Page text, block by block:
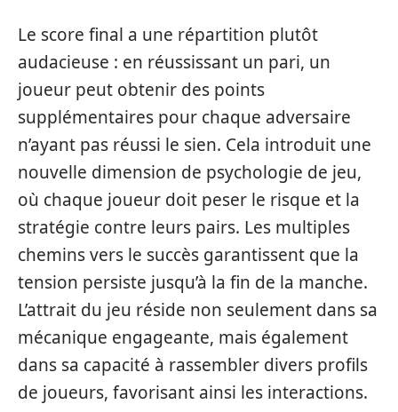
Le score final a une répartition plutôt
audacieuse : en réussissant un pari, un
joueur peut obtenir des points
supplémentaires pour chaque adversaire
n’ayant pas réussi le sien. Cela introduit une
nouvelle dimension de psychologie de jeu,
où chaque joueur doit peser le risque et la
stratégie contre leurs pairs. Les multiples
chemins vers le succès garantissent que la
tension persiste jusqu’à la fin de la manche.
L’attrait du jeu réside non seulement dans sa
mécanique engageante, mais également
dans sa capacité à rassembler divers profils
de joueurs, favorisant ainsi les interactions.